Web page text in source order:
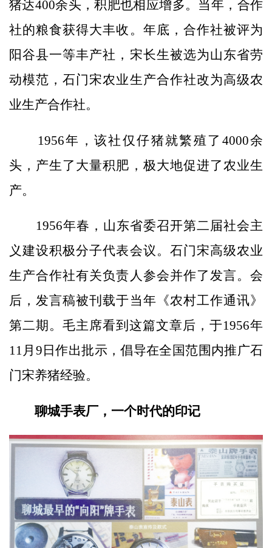
猪达400余头，积肥也相应增多。当年，合作
社的粮食获得大丰收。年底，合作社被评为
阳谷县一等丰产社，宋长生被选为山东省劳
动模范，石门宋农业生产合作社改为高级农
业生产合作社。
1956年，该社仅仔猪就繁殖了4000余
头，产生了大量积肥，极大地促进了农业生
产。
1956年春，山东省委召开第二届社会主
义建设积极分子代表会议。石门宋高级农业
生产合作社有关负责人参会并作了发言。会
后，发言稿被刊载于当年《农村工作通讯》
第二期。毛主席看到这篇文章后，于1956年
11月9日作出批示，倡导在全国范围内推广石
门宋养猪经验。
聊城手表厂，一个时代的印记